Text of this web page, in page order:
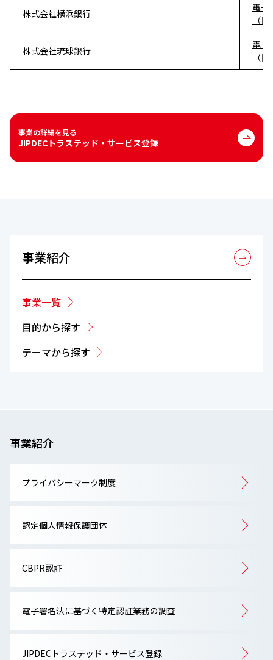
株式会社横浜銀行
電子
（
株式会社琉球銀行
電子
（
事業の詳細を見る
JIPDECトラステッド・サービス登録
事業紹介
事業一覧
目的から探す
テーマから探す
事業紹介
プライバシーマーク制度
認定個人情報保護団体
CBPR認証
電子署名法に基づく特定認証業務の調査
JIPDECトラステッド・サービス登録